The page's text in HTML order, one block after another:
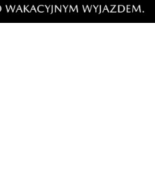
hanki nie oddano ani